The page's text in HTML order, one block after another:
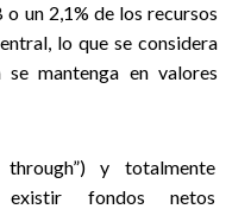
un 2,1% de los recursos
lo que se considera
mantenga en valores
y totalmente
fondos netos